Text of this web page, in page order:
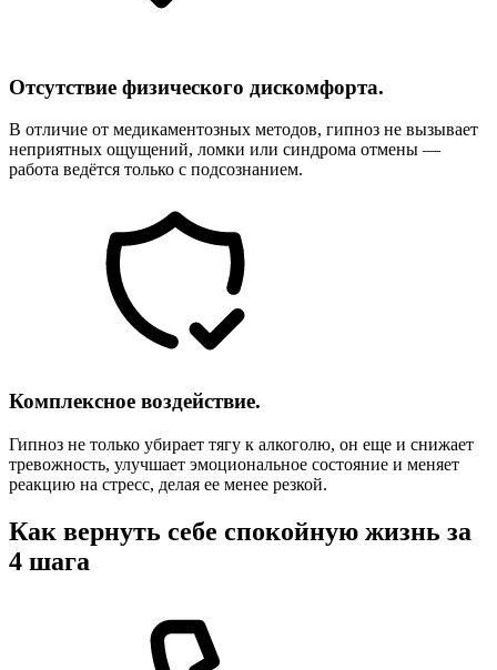
Отсутствие физического дискомфорта.
В отличие от медикаментозных методов, гипноз не вызывает
неприятных ощущений, ломки или синдрома отмены —
работа ведётся только с подсознанием.
Комплексное воздействие.
Гипноз не только убирает тягу к алкоголю, он еще и снижает
тревожность, улучшает эмоциональное состояние и меняет
реакцию на стресс, делая ее менее резкой.
Как вернуть себе спокойную жизнь за
4 шага